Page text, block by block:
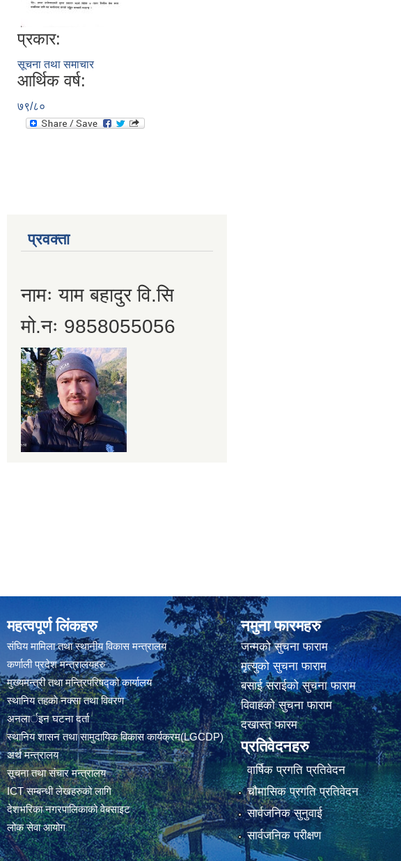
प्रकार:
सूचना तथा समाचार
आर्थिक वर्ष:
७९/८०
प्रवक्ता
नामः याम बहादुर वि.सि
मो.नः 9858055056
महत्वपूर्ण लिंकहरु
संघिय मामिला तथा स्थानीय विकास मन्त्रालय
कर्णाली प्रदेश मन्त्रालयहरु
मुख्यमन्त्री तथा मन्त्रिपरिषद्को कार्यालय
स्थानिय तहकाे नक्सा तथा विवरण
अनलार्इन घटना दर्ता
स्थानिय शासन तथा सामुदायिक विकास कार्यक्रम(LGCDP)
अर्थ मन्त्रालय
सूचना तथा संचार मन्त्रालय
ICT सम्बन्धी लेखहरुको लागि
देशभरिका नगरपालिकाको वेबसाइट
लोक सेवा आयोग
नमुना फारमहरु
जन्मको सुचना फाराम
मृत्युको सुचना फाराम
बसाई सराईको सुचना फाराम
विवाहको सुचना फाराम
दखास्त फारम
प्रतिवेदनहरु
वार्षिक प्रगति प्रतिवेदन
चौमासिक प्रगति प्रतिवेदन
सार्वजनिक सुनुवाई
सार्वजनिक परीक्षण